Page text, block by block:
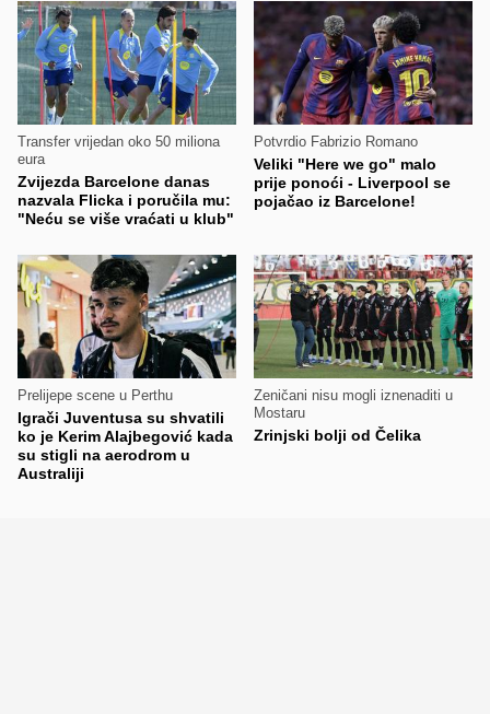
Transfer vrijedan oko 50 miliona
eura
Zvijezda Barcelone danas
nazvala Flicka i poručila mu:
"Neću se više vraćati u klub"
Potvrdio Fabrizio Romano
Veliki "Here we go" malo
prije ponoći - Liverpool se
pojačao iz Barcelone!
Prelijepe scene u Perthu
Igrači Juventusa su shvatili
ko je Kerim Alajbegović kada
su stigli na aerodrom u
Australiji
Zeničani nisu mogli iznenaditi u
Mostaru
Zrinjski bolji od Čelika